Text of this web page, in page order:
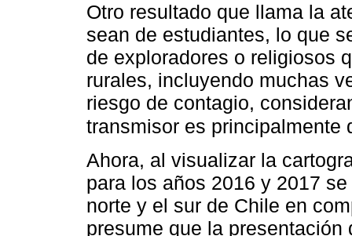
Otro resultado que llama la
sean de estudiantes, lo que
de exploradores o religiosos
rurales, incluyendo muchas
riesgo de contagio,
transmisor es principalmente
Ahora, al visualizar la
para los años 2016 y 2017
norte y el sur de Chile en
presume que la